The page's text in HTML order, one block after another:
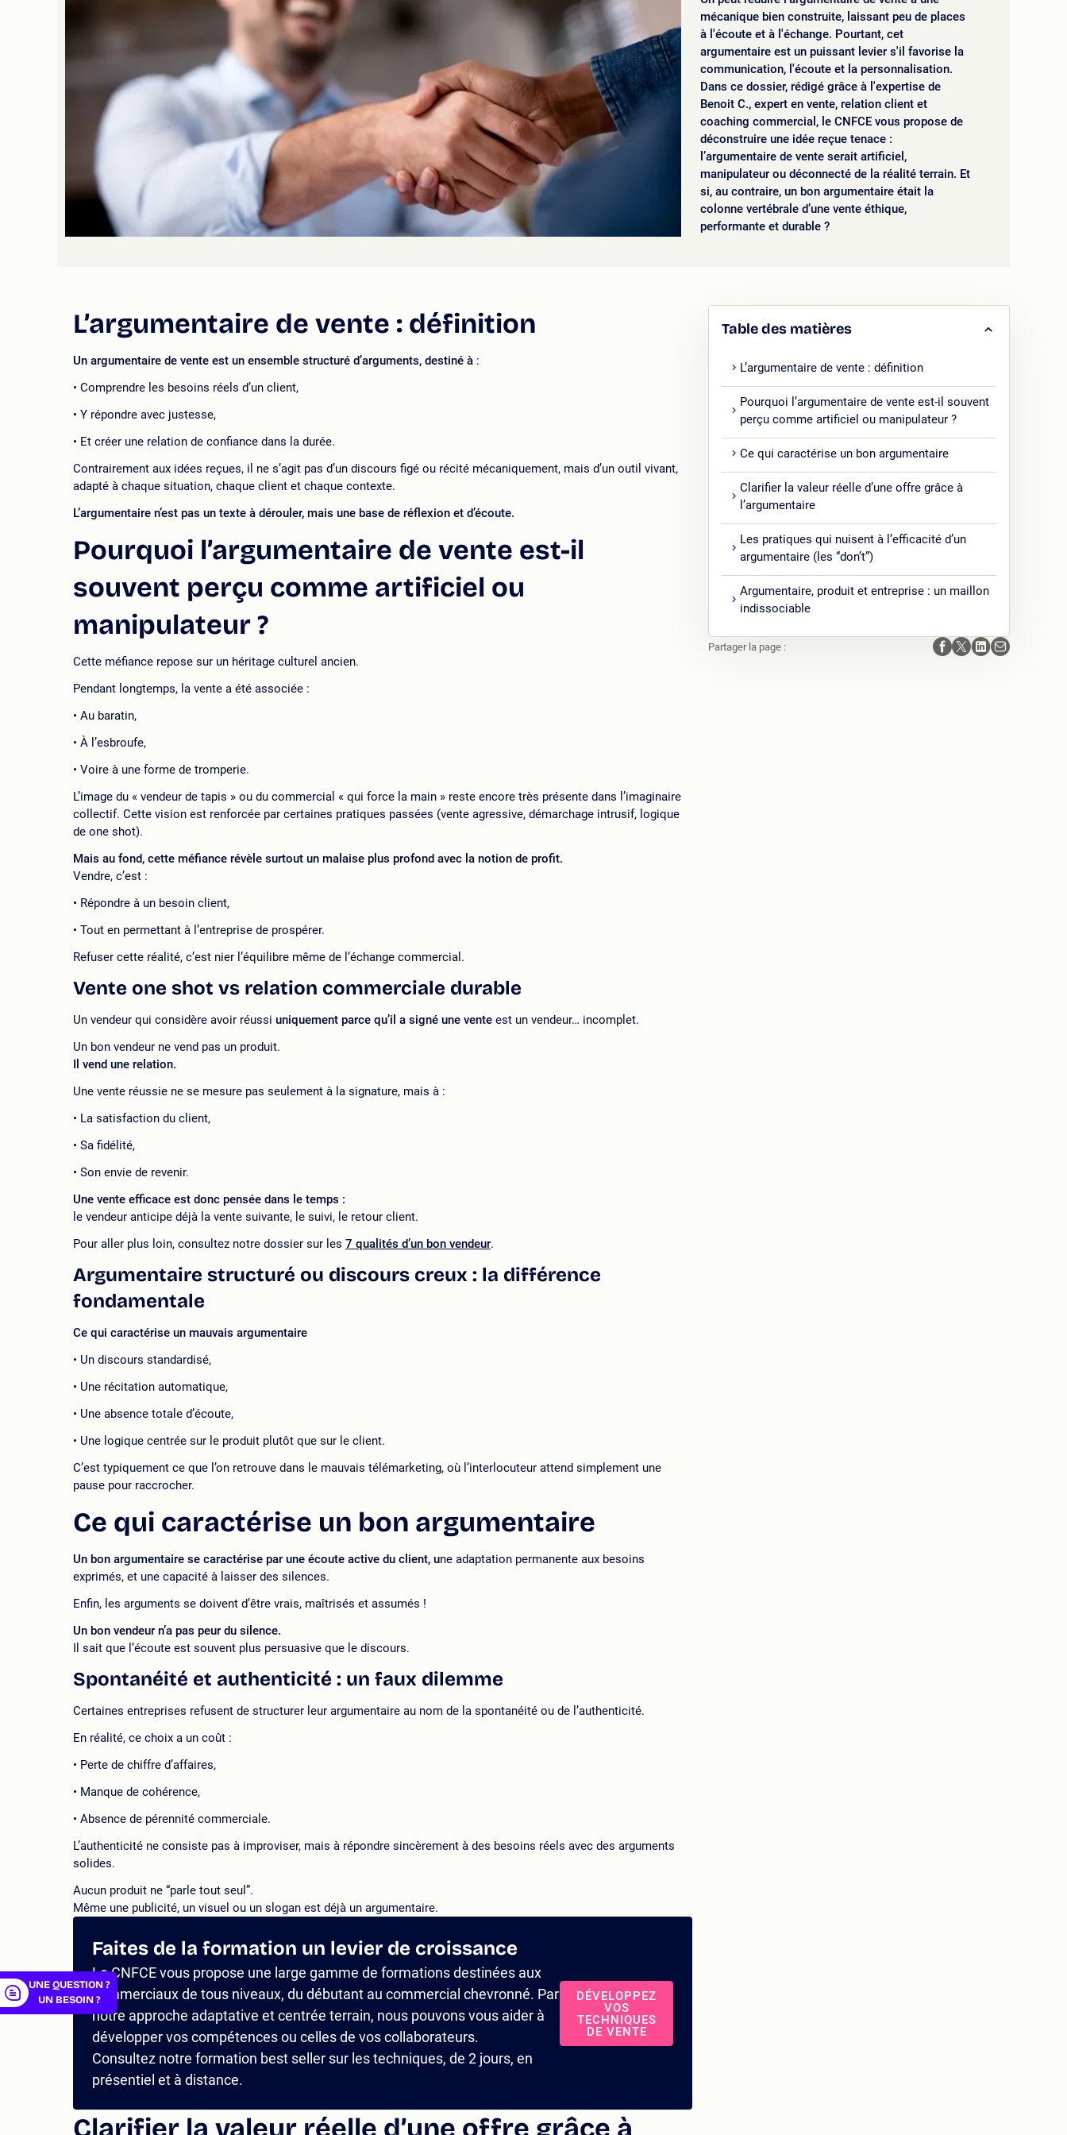
mécanique bien construite, laissant peu de places
à l'écoute et à l'échange. Pourtant, cet
argumentaire est un puissant levier s'il favorise la
communication, l'écoute et la personnalisation.
Dans ce dossier, rédigé grâce à l'expertise de
Benoit C., expert en vente, relation client et
coaching commercial, le CNFCE vous propose de
déconstruire une idée reçue tenace :
l’argumentaire de vente serait artificiel,
manipulateur ou déconnecté de la réalité terrain. Et
si, au contraire, un bon argumentaire était la
colonne vertébrale d’une vente éthique,
performante et durable ?
L’argumentaire de vente : définition
Un argumentaire de vente est un ensemble structuré d’arguments, destiné à :
Comprendre les besoins réels d’un client,
Y répondre avec justesse,
Et créer une relation de confiance dans la durée.
Contrairement aux idées reçues, il ne s’agit pas d’un discours figé ou récité mécaniquement, mais d’un outil vivant,
adapté à chaque situation, chaque client et chaque contexte.
L’argumentaire n’est pas un texte à dérouler, mais une base de réflexion et d’écoute.
Pourquoi l’argumentaire de vente est-il
souvent perçu comme artificiel ou
manipulateur ?
Cette méfiance repose sur un héritage culturel ancien.
Pendant longtemps, la vente a été associée :
Au baratin,
À l’esbroufe,
Voire à une forme de tromperie.
L’image du « vendeur de tapis » ou du commercial « qui force la main » reste encore très présente dans l’imaginaire
collectif. Cette vision est renforcée par certaines pratiques passées (vente agressive, démarchage intrusif, logique
de one shot).
Mais au fond, cette méfiance révèle surtout un malaise plus profond avec la notion de profit.
Vendre, c’est :
Répondre à un besoin client,
Tout en permettant à l’entreprise de prospérer.
Refuser cette réalité, c’est nier l’équilibre même de l’échange commercial.
Vente one shot vs relation commerciale durable
Un vendeur qui considère avoir réussi uniquement parce qu’il a signé une vente est un vendeur… incomplet.
Un bon vendeur ne vend pas un produit.
Il vend une relation.
Une vente réussie ne se mesure pas seulement à la signature, mais à :
La satisfaction du client,
Sa fidélité,
Son envie de revenir.
Une vente efficace est donc pensée dans le temps :
le vendeur anticipe déjà la vente suivante, le suivi, le retour client.
Pour aller plus loin, consultez notre dossier sur les 7 qualités d’un bon vendeur.
Argumentaire structuré ou discours creux : la différence
fondamentale
Ce qui caractérise un mauvais argumentaire
Un discours standardisé,
Une récitation automatique,
Une absence totale d’écoute,
Une logique centrée sur le produit plutôt que sur le client.
C’est typiquement ce que l’on retrouve dans le mauvais télémarketing, où l’interlocuteur attend simplement une
pause pour raccrocher.
Ce qui caractérise un bon argumentaire
Un bon argumentaire se caractérise par une écoute active du client, une adaptation permanente aux besoins
exprimés, et une capacité à laisser des silences.
Enfin, les arguments se doivent d’être vrais, maîtrisés et assumés !
Un bon vendeur n’a pas peur du silence.
Il sait que l’écoute est souvent plus persuasive que le discours.
Spontanéité et authenticité : un faux dilemme
Certaines entreprises refusent de structurer leur argumentaire au nom de la spontanéité ou de l’authenticité.
En réalité, ce choix a un coût :
Perte de chiffre d’affaires,
Manque de cohérence,
Absence de pérennité commerciale.
L’authenticité ne consiste pas à improviser, mais à répondre sincèrement à des besoins réels avec des arguments
solides.
Aucun produit ne “parle tout seul”.
Même une publicité, un visuel ou un slogan est déjà un argumentaire.
Faites de la formation un levier de croissance
Le CNFCE vous propose une large gamme de formations destinées aux
commerciaux de tous niveaux, du débutant au commercial chevronné. Par
notre approche adaptative et centrée terrain, nous pouvons vous aider à
développer vos compétences ou celles de vos collaborateurs.
Consultez notre formation best seller sur les techniques, de 2 jours, en
présentiel et à distance.
DÉVELOPPEZ
VOS
TECHNIQUES
DE VENTE
Clarifier la valeur réelle d’une offre grâce à
Table des matières
L’argumentaire de vente : définition
Pourquoi l’argumentaire de vente est-il souvent
perçu comme artificiel ou manipulateur ?
Ce qui caractérise un bon argumentaire
Clarifier la valeur réelle d’une offre grâce à
l’argumentaire
Les pratiques qui nuisent à l’efficacité d’un
argumentaire (les “don’t”)
Argumentaire, produit et entreprise : un maillon
indissociable
Partager la page :
UNE QUESTION ?
UN BESOIN ?